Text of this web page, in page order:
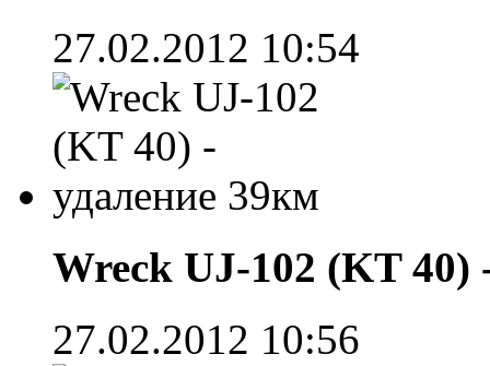
27.02.2012 10:54
Wreck UJ-102 (KT 40)
27.02.2012 10:56